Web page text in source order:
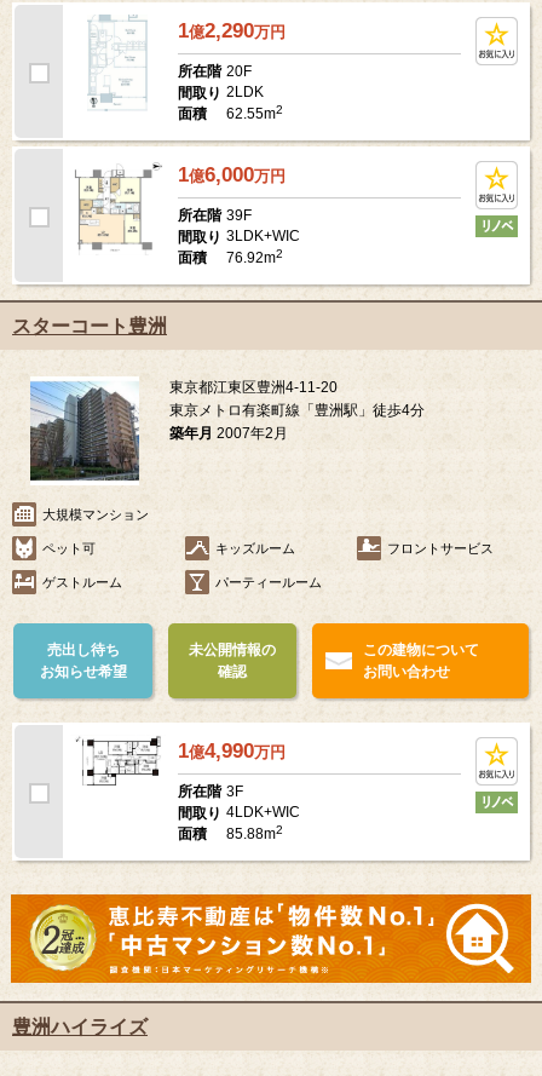
1億2,290万円
所在階 20F
間取り 2LDK
面積
62.55m2
1億6,000万円
所在階 39F
間取り 3LDK+WIC
面積
76.92m2
スターコート豊洲
東京都江東区豊洲4-11-20
東京メトロ有楽町線「豊洲駅」徒歩4分
築年月 2007年2月
大規模マンション
ペット可 キッズルーム フロントサービス
ゲストルーム パーティールーム
売出し待ち
お知らせ希望
未公開情報の
確認
この建物について
お問い合わせ
1億4,990万円
所在階 3F
間取り 4LDK+WIC
面積
85.88m2
豊洲ハイライズ